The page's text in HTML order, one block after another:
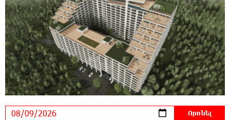
հասցեներում լույս չի լինելու
23:01:57 8-08-2026
Ողբերգական դեպք՝ Երևանում․ Կիևյան
կամրջի տակ հայտնաբերվել է տղամարդու
մարմին
22:43:21 8-08-2026
Ադրբեջանի Սարով գյուղում տանը 18-ամյա